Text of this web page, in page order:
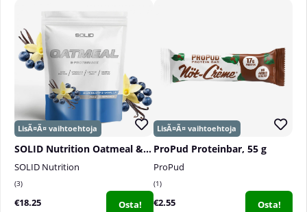
SOLID Nutrition Oatmeal & Protein Mix, 750 g
SOLID Nutrition
3
€18.25 Osta!
ProPud Proteinbar, 55 g
ProPud
1
€2.55 Osta!